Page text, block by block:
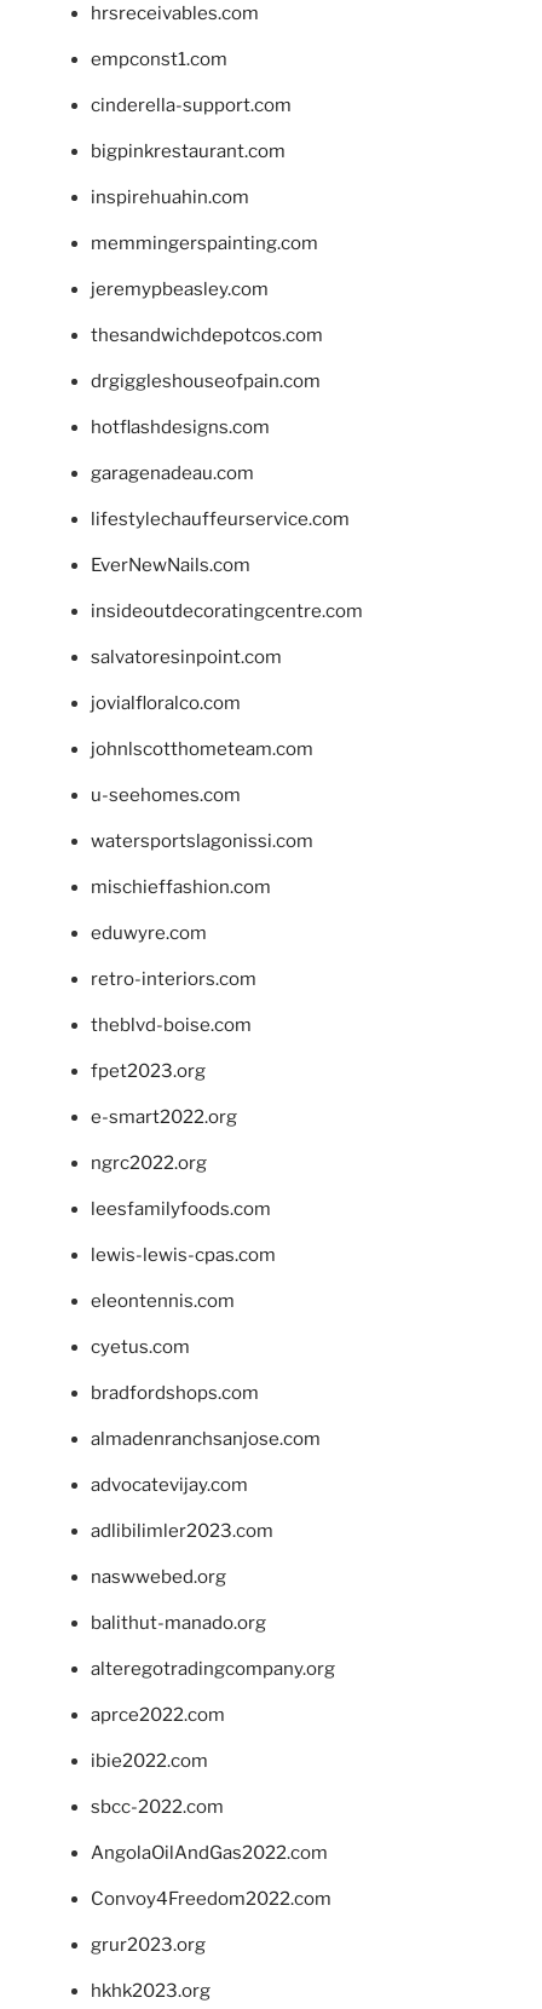
hrsreceivables.com
empconst1.com
cinderella-support.com
bigpinkrestaurant.com
inspirehuahin.com
memmingerspainting.com
jeremypbeasley.com
thesandwichdepotcos.com
drgiggleshouseofpain.com
hotflashdesigns.com
garagenadeau.com
lifestylechauffeurservice.com
EverNewNails.com
insideoutdecoratingcentre.com
salvatoresinpoint.com
jovialfloralco.com
johnlscotthometeam.com
u-seehomes.com
watersportslagonissi.com
mischieffashion.com
eduwyre.com
retro-interiors.com
theblvd-boise.com
fpet2023.org
e-smart2022.org
ngrc2022.org
leesfamilyfoods.com
lewis-lewis-cpas.com
eleontennis.com
cyetus.com
bradfordshops.com
almadenranchsanjose.com
advocatevijay.com
adlibilimler2023.com
naswwebed.org
balithut-manado.org
alteregotradingcompany.org
aprce2022.com
ibie2022.com
sbcc-2022.com
AngolaOilAndGas2022.com
Convoy4Freedom2022.com
grur2023.org
hkhk2023.org